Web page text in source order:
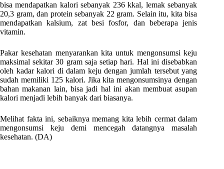
bisa mendapatkan kalori sebanyak 236 kkal, lemak sebanyak
20,3 gram, dan protein sebanyak 22 gram. Selain itu, kita bisa
mendapatkan kalsium, zat besi fosfor, dan beberapa jenis
vitamin.
Pakar kesehatan menyarankan kita untuk mengonsumsi keju
maksimal sekitar 30 gram saja setiap hari. Hal ini disebabkan
oleh kadar kalori di dalam keju dengan jumlah tersebut yang
sudah memiliki 125 kalori. Jika kita mengonsumsinya dengan
bahan makanan lain, bisa jadi hal ini akan membuat asupan
kalori menjadi lebih banyak dari biasanya.
Melihat fakta ini, sebaiknya memang kita lebih cermat dalam
mengonsumsi keju demi mencegah datangnya masalah
kesehatan. (DA)